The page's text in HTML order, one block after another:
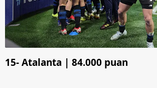
15- Atalanta | 84.000 puan